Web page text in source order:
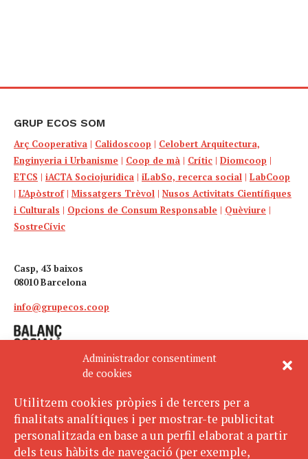
Administrador consentiment
de cookies
Utilitzem cookies pròpies i de tercers per a
finalitats analítiques i per mostrar-te publicitat
personalitzada en base a un perfil elaborat a partir
dels teus hàbits de navegació (per exemple,
GRUP ECOS SOM
Arç Cooperativa | Calidoscoop | Celobert Arquitectura,
Enginyeria i Urbanisme | Coop de mà | Crític | Diomcoop |
ETCS | iACTA Sociojuridica | iLabSo, recerca social | LabCoop
| L’Apòstrof| Missatgers Trèvol | Nusos Activitats Científiques
i Culturals | Opcions de Consum Responsable | Quèviure |
SostreCívic
Casp, 43 baixos
08010 Barcelona
info@grupecos.coop
Avís legal
Política de privacitat
SUBSCRIU-TE
AL BUTLLETÍ